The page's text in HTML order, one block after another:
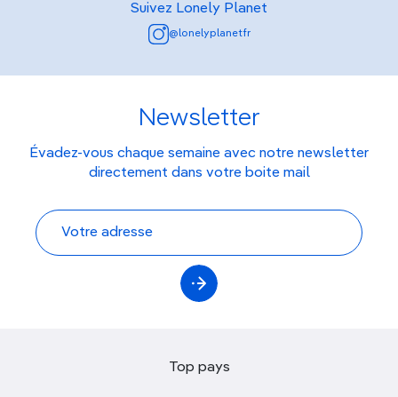
Suivez Lonely Planet
@lonelyplanetfr
Newsletter
Évadez-vous chaque semaine avec notre newsletter
directement dans votre boite mail
Top pays